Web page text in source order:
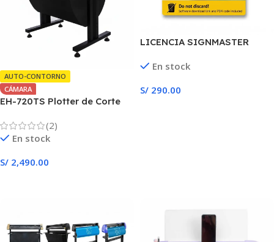
AUTO-CONTORNO
CÁMARA
EH-720TS Plotter de Corte
(2)
En stock
S/ 2,490.00
LICENCIA SIGNMASTER
AUTOCONTORNO
En stock
S/ 290.00